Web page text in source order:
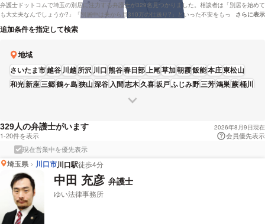
弁護士ドットコムで埼玉の別居に注力する弁護士が329名見つかりました。相談者は「別居を始めて
も大丈夫なんでしょうか?」「別居中は夫から月310万の仕送り?」といった不安をもっておりま
す。弁護士ドットコムでは弁護士費用をカード払いで応対している弁護士や埼玉で無料の法律相談
「みんなの法律相談」に回答している弁護士といったさまざまな条件で調べることができます。例
周辺の弁護士を費用で検討したい」などの依頼にも対応することができます。別居で課題を抱えて
いる方は能力や報酬基準などの希望を考慮して、希望に適した弁護士、法律事務所に相談をしてみ
ることもご検討ください。
説明文の
さらに表示
追加条件を指定して検索
地域
さいたま市越谷川越所沢川口熊谷春日部上尾草加朝霞飯能本庄東松山
和光新座三郷鶴ヶ島狭山深谷入間志木久喜坂戸ふじみ野三芳鴻巣蕨桶川
329人の弁護士がいます 2026年8月9日現在
1-20件を表示
会員優先表示
現在営業中を優先表示
埼玉県 川口市川口駅徒歩4分
中田 充彦 弁護士
ゆい法律事務所